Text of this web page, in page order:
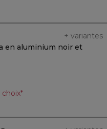
+ variantes
en aluminium noir et